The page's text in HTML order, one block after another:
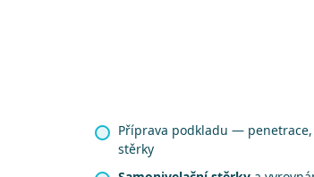
Příprava podkladu —
stěrky